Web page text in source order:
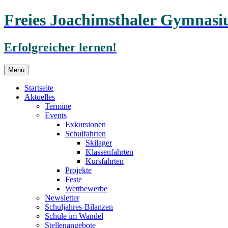
Freies Joachimsthaler
Erfolgreicher lernen!
Menü Zum
Inhalt
springen
Startseite
Aktuelles
Termine
Events
Exkursionen
Schulfahrten
Skilager
Klassenfahrten
Kursfahrten
Projekte
Feste
Wettbewerbe
Newsletter
Schuljahres-Bilanzen
Schule im Wandel
Stellenangebote